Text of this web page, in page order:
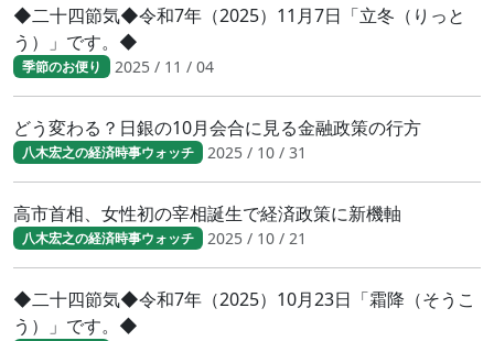
◆二十四節気◆令和7年（2025）11月7日「立冬（りっと
う）」です。◆
季節のお便り 2025 / 11 / 04
どう変わる？日銀の10月会合に見る金融政策の行方
八木宏之の経済時事ウォッチ 2025 / 10 / 31
高市首相、女性初の宰相誕生で経済政策に新機軸
八木宏之の経済時事ウォッチ 2025 / 10 / 21
◆二十四節気◆令和7年（2025）10月23日「霜降（そうこ
う）」です。◆